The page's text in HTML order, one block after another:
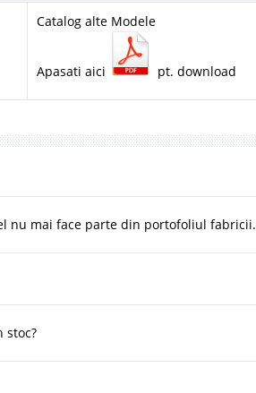
Catalog alte Modele
Apasati aici pt. download
nu mai face parte din portofoliul fabricii.
stoc?